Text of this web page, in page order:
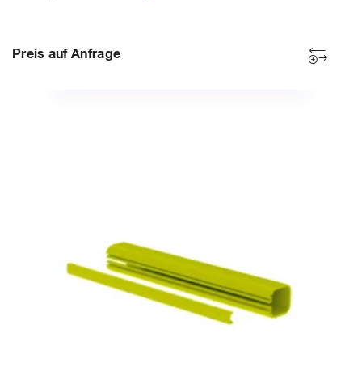
Preis auf Anfrage